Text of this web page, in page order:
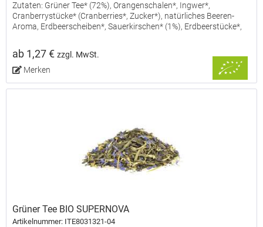
Zutaten: Grüner Tee* (72%), Orangenschalen*, Ingwer*,
Cranberrystücke* (Cranberries*, Zucker*), natürliches Beeren-
Aroma, Erdbeerscheiben*, Sauerkirschen* (1%), Erdbeerstücke*,
ab 1,27 €zzgl. MwSt.
Merken
Grüner Tee BIO SUPERNOVA
Artikelnummer: ITE8031321-04